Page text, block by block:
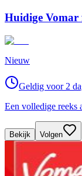
Huidige Vomar
Nieuw
Geldig voor 2
Een volledige reeks
Bekijk Volgen